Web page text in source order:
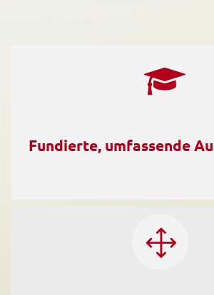
Fundierte, umfassende